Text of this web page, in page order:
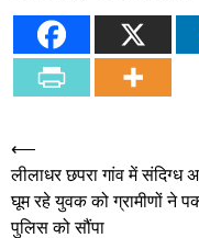
Post
navigation
⟵
लीलाधर छपरा गांव में संदिग्ध
घूम रहे युवक को ग्रामीणों ने
पुलिस को सौंपा